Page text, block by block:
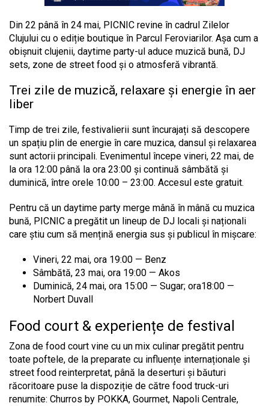
Din 22 până în 24 mai, PICNIC revine în cadrul Zilelor
Clujului cu o ediție boutique în Parcul Feroviarilor. Așa cum a
obișnuit clujenii, daytime party-ul aduce muzică bună, DJ
sets, zone de street food și o atmosferă vibrantă.
Trei zile de muzică, relaxare și energie în aer
liber
Timp de trei zile, festivalierii sunt încurajați să descopere
un spațiu plin de energie în care muzica, dansul și relaxarea
sunt actorii principali. Evenimentul începe vineri, 22 mai, de
la ora 12:00 până la ora 23:00 și continuă sâmbătă și
duminică, între orele 10:00 – 23:00. Accesul este gratuit.
Pentru că un daytime party merge mână în mână cu muzica
bună, PICNIC a pregătit un lineup de DJ locali și naționali
care știu cum să mențină energia sus și publicul în mișcare:
Vineri, 22 mai, ora 19:00 — Benz
Sâmbătă, 23 mai, ora 19:00 — Akos
Duminică, 24 mai, ora 15:00 — Sugar; ora18:00 —
Norbert Duvall
Food court & experiențe de festival
Zona de food court vine cu un mix culinar pregătit pentru
toate poftele, de la preparate cu influențe internaționale și
street food reinterpretat, până la deserturi și băuturi
răcoritoare puse la dispoziție de către food truck-uri
renumite: Churros by POKKA, Gourmet, Napoli Centrale,